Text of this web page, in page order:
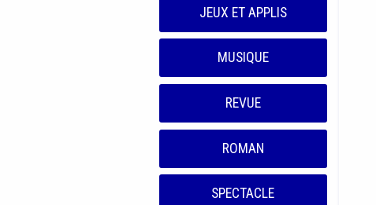
JEUX ET APPLIS
MUSIQUE
REVUE
ROMAN
SPECTACLE